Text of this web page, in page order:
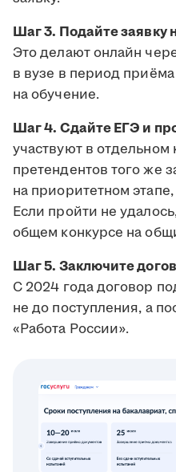
Шаг 3. Подайте заявку
Это делают онлайн
в вузе в период
на обучение.
Шаг 4. Сдайте ЕГЭ и
участвуют в
претендентов того же
на приоритетном
Если пройти не
общем конкурсе на
Шаг 5. Заключите
С 2024 года договор
не до поступления, а
«Работа России».